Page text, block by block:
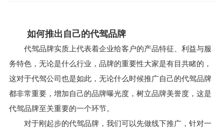
如何推出自己的代驾品牌
代驾品牌实质上代表着企业给客户的产品特征、利益与服
务特色，无论是什么行业，品牌的重要性大家是有目共睹的，
这对于代驾公司也是如此，无论什么时候推广自己的代驾品牌
都非常重要，增加自己的品牌曝光度，树立品牌美誉度，这是
代驾品牌至关重要的一个环节。
对于刚起步的代驾品牌，我们可以先做线下推广，针对一